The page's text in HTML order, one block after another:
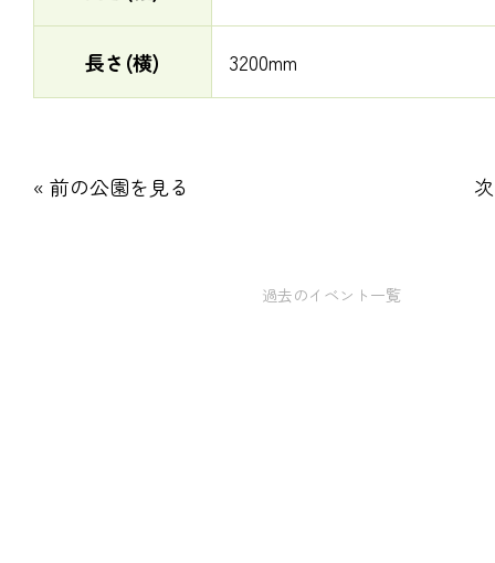
長さ(横) 3200mm
« 前の公園を見る
過去のイベント一覧